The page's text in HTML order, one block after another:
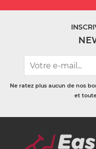
Ne ratez plus aucun de nos
et